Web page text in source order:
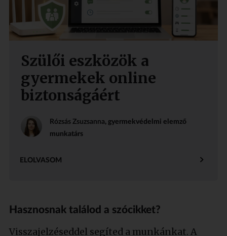
Szülői eszközök a
gyermekek online
biztonságáért
Rózsás Zsuzsanna, gyermekvédelmi elemző
munkatárs
ELOLVASOM
Hasznosnak találod a szócikket?
Visszajelzéseddel segíted a munkánkat. A